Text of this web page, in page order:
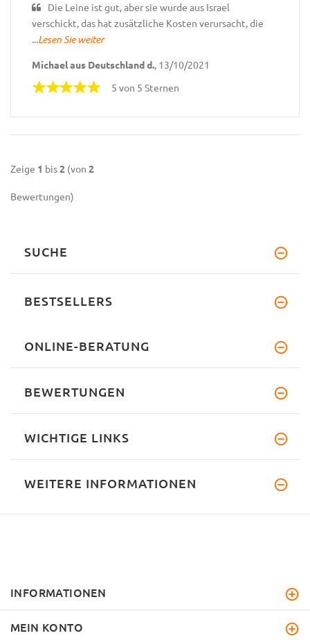
Die Leine ist gut, aber sie wurde aus Israel
verschickt, das hat zusätzliche Kosten verursacht, die
...Lesen Sie weiter
Michael aus Deutschland d., 13/10/2021
5 von 5 Sternen
Zeige 1 bis2 (von 2
Bewertungen)
SUCHE
BESTSELLERS
ONLINE-BERATUNG
BEWERTUNGEN
WICHTIGE LINKS
WEITERE INFORMATIONEN
INFORMATIONEN
MEIN KONTO